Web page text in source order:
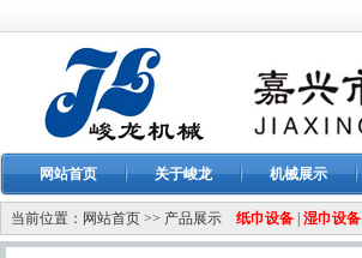
网站首页 关于峻龙 机械展示
当前位置： 网站首页 >> 产品展示 纸巾设备 湿巾设备